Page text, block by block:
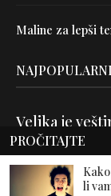
Maline za lepši
Velika je
Uništite
PROČITAJTE
li